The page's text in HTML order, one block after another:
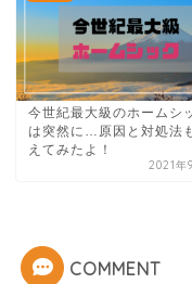
今世紀最大級のホームシ
は突然に…原因と対処法
えてみたよ！
2021年
COMMENT